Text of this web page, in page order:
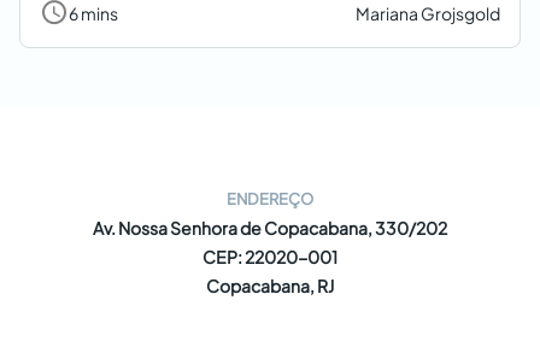
6 mins Mariana Grojsgold
ENDEREÇO
Av. Nossa Senhora de Copacabana, 330/202
CEP: 22020-001
Copacabana, RJ